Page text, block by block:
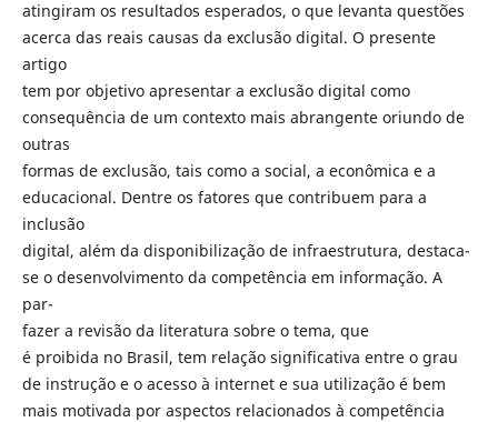
atingiram os resultados esperados, o que levanta questões
acerca das reais causas da exclusão digital. O presente
artigo
tem por objetivo apresentar a exclusão digital como
consequência de um contexto mais abrangente oriundo de
outras
formas de exclusão, tais como a social, a econômica e a
educacional. Dentre os fatores que contribuem para a
inclusão
digital, além da disponibilização de infraestrutura, destaca-
se o desenvolvimento da competência em informação. A
par-
fazer a revisão da literatura sobre o tema, que
é proibida no Brasil, tem relação significativa entre o grau
de instrução e o acesso à internet e sua utilização é bem
mais motivada por aspectos relacionados à competência